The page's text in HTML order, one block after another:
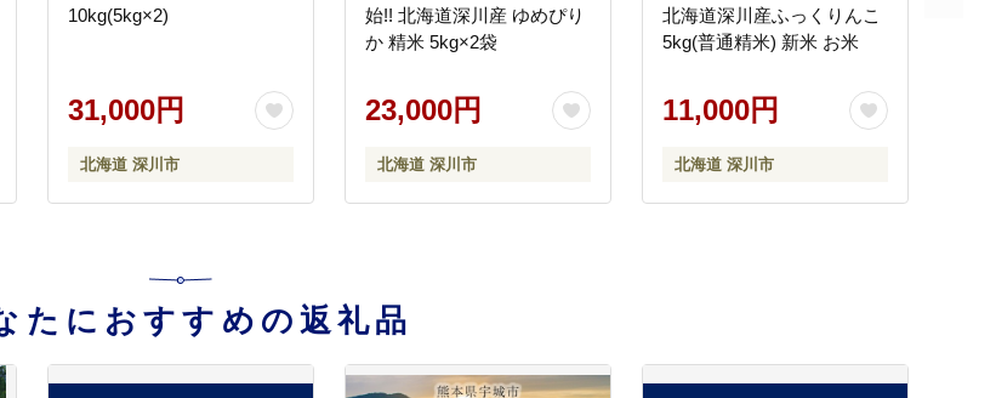
10kg(5kg×2)
31,000円
北海道 深川市
始!! 北海道深川産 ゆめぴり
か 精米 5kg×2袋
23,000円
北海道 深川市
北海道深川産ふっくりんこ
5kg(普通精米) 新米 お米
11,000円
北海道 深川市
たにおすすめの返礼品